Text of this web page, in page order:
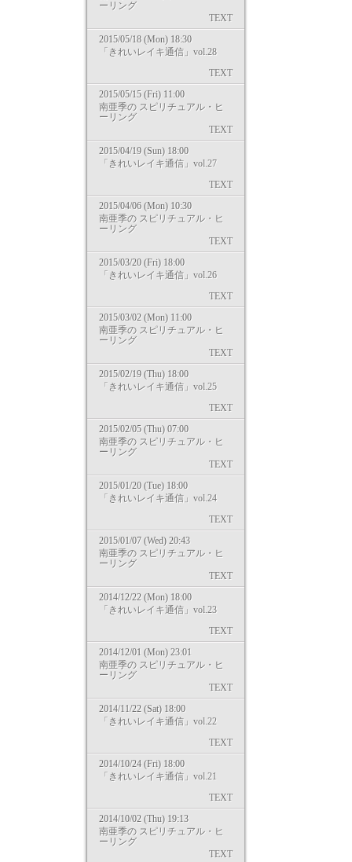
ーリング
TEXT
2015/05/18 (Mon) 18:30
「きれいレイキ通信」vol.28
TEXT
2015/05/15 (Fri) 11:00
南亜季の スピリチュアル・ヒ
ーリング
TEXT
2015/04/19 (Sun) 18:00
「きれいレイキ通信」vol.27
TEXT
2015/04/06 (Mon) 10:30
南亜季の スピリチュアル・ヒ
ーリング
TEXT
2015/03/20 (Fri) 18:00
「きれいレイキ通信」vol.26
TEXT
2015/03/02 (Mon) 11:00
南亜季の スピリチュアル・ヒ
ーリング
TEXT
2015/02/19 (Thu) 18:00
「きれいレイキ通信」vol.25
TEXT
2015/02/05 (Thu) 07:00
南亜季の スピリチュアル・ヒ
ーリング
TEXT
2015/01/20 (Tue) 18:00
「きれいレイキ通信」vol.24
TEXT
2015/01/07 (Wed) 20:43
南亜季の スピリチュアル・ヒ
ーリング
TEXT
2014/12/22 (Mon) 18:00
「きれいレイキ通信」vol.23
TEXT
2014/12/01 (Mon) 23:01
南亜季の スピリチュアル・ヒ
ーリング
TEXT
2014/11/22 (Sat) 18:00
「きれいレイキ通信」vol.22
TEXT
2014/10/24 (Fri) 18:00
「きれいレイキ通信」vol.21
TEXT
2014/10/02 (Thu) 19:13
南亜季の スピリチュアル・ヒ
ーリング
TEXT